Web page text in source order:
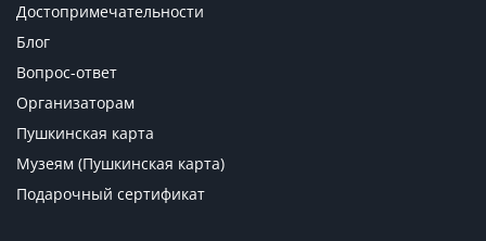
Достопримечательности
Блог
Вопрос-ответ
Организаторам
Пушкинская карта
Музеям (Пушкинская карта)
Подарочный сертификат